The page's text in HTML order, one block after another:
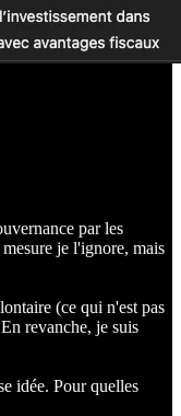
par les
je l'ignore, mais
(ce qui n'est pas
revanche, je suis
idée. Pour quelles